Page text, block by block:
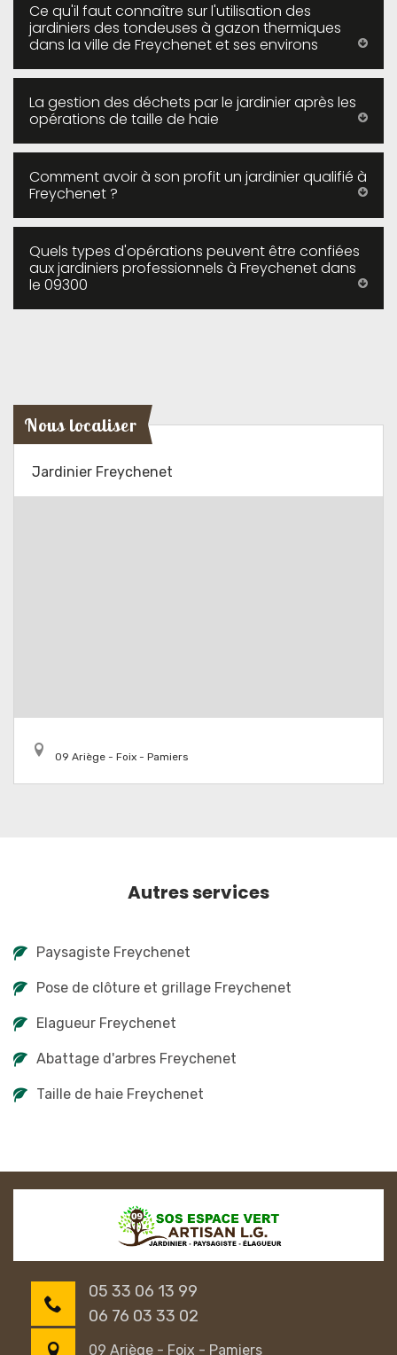
Ce qu'il faut connaître sur l'utilisation des
jardiniers des tondeuses à gazon thermiques
dans la ville de Freychenet et ses environs
La gestion des déchets par le jardinier après les
opérations de taille de haie
Comment avoir à son profit un jardinier qualifié à
Freychenet ?
Quels types d'opérations peuvent être confiées
aux jardiniers professionnels à Freychenet dans
le 09300
Nous localiser
Jardinier Freychenet
09 Ariège - Foix - Pamiers
Autres services
Paysagiste Freychenet
Pose de clôture et grillage Freychenet
Elagueur Freychenet
Abattage d'arbres Freychenet
Taille de haie Freychenet
05 33 06 13 99
06 76 03 33 02
09 Ariège - Foix - Pamiers